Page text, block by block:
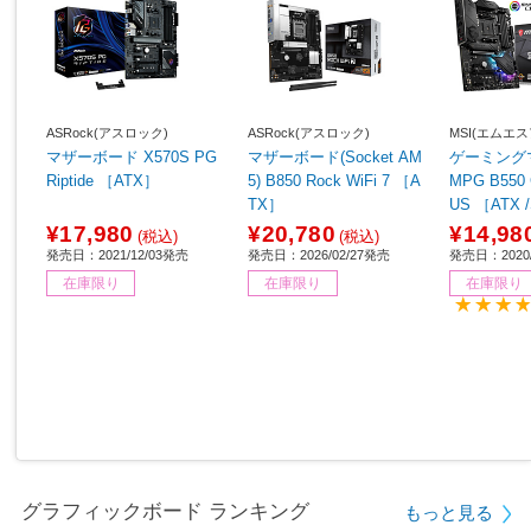
ASRock(アスロック)
マザーボード X570S PG
Riptide ［ATX］
¥17,980 (税込)
発売日：2021/12/03発売
在庫限り
ASRock(アスロック)
マザーボード(Socket AM
5) B850 Rock WiFi 7 ［A
TX］
¥20,780 (税込)
発売日：2026/02/27発売
在庫限り
MSI(エムエ
ゲーミン
MPG B550
US ［ATX /Socket AM
4］
発売日：
在庫限り
グラフィックボード ランキング もっと見る